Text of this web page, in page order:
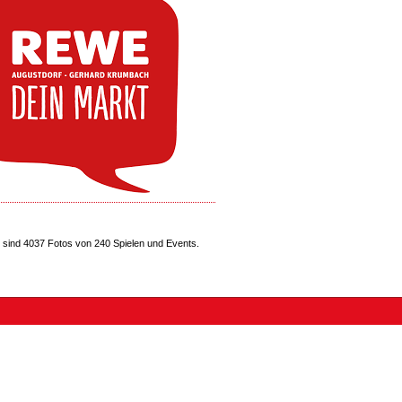
sind 4037 Fotos von 240 Spielen und Events.